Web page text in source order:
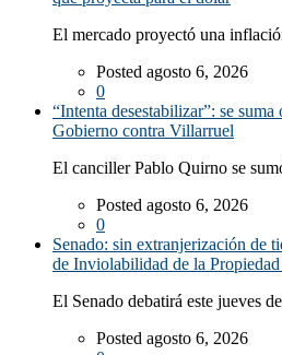
El mercado proyectó una
Posted agosto 6, 2026
0
“Intenta desestabilizar”: se
Gobierno contra Villarruel
El canciller Pablo Quirno se
Posted agosto 6, 2026
0
Senado: sin extranjerización de
de Inviolabilidad de la
El Senado debatirá este jueves
Posted agosto 6, 2026